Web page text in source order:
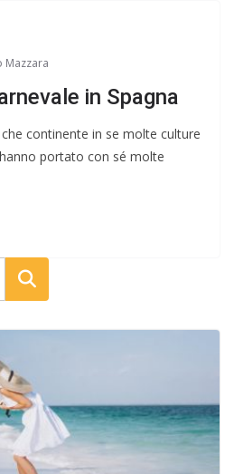
Mazzara
in Spagna
continente in se molte culture
portato con sé molte
Cerca